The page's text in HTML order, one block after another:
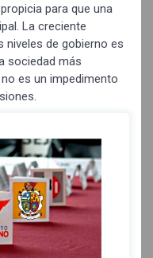
para que una
La creciente
niveles de gobierno es
sociedad más
es un impedimento